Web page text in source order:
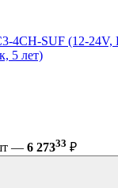
4CH-SUF (12-24V,
5 лет)
— 6 27333 ₽